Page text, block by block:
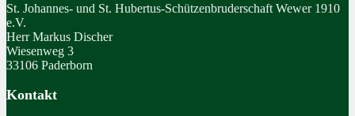
St. Johannes- und St. Hubertus-Schützenbruderschaft Wewer 1910
e.V.
Herr Markus Discher
Wiesenweg 3
33106 Paderborn
Kontakt